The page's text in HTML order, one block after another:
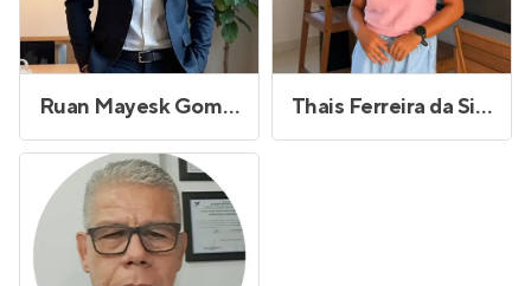
Ruan Mayesk Gomes Freitas Thais Ferreira da Silva